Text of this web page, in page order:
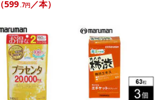
情報は2026年08月06日 時点での情報となります。
（599.7円 ／本）